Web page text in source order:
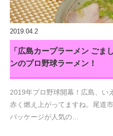
2019.04.2
「広島カープラーメン ごま
ンのプロ野球ラーメン！
2019年プロ野球開幕！広島、い
赤く燃え上がってますね。尾道
パッケージが人気の…